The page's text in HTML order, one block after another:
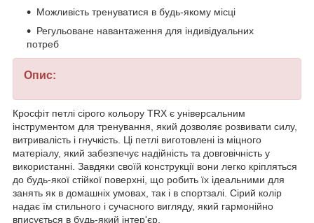
Можливість тренуватися в будь-якому місці
Регульоване навантаження для індивідуальних
потреб
Опис:
Кросфіт петлі сірого кольору TRX є універсальним
інструментом для тренування, який дозволяє розвивати силу,
витривалість і гнучкість. Ці петлі виготовлені із міцного
матеріалу, який забезпечує надійність та довговічність у
використанні. Завдяки своїй конструкції вони легко кріпляться
до будь-якої стійкої поверхні, що робить їх ідеальними для
занять як в домашніх умовах, так і в спортзалі. Сірий колір
надає їм стильного і сучасного вигляду, який гармонійно
вписується в будь-який інтер'єр.